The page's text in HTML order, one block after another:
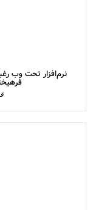
نرم‌افزار تحت وب